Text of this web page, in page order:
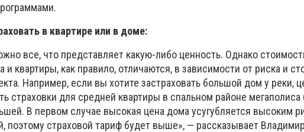
в квартире или в доме:
все, что представляет какую-либо ценность. Однако
и квартиры, как правило, отличаются, в зависимости от риска и
Например, если вы хотите застраховать большой дом у реки,
страховки для средней квартиры в спальном районе мегаполиса
В первом случае высокая цена дома усугубляется высоким
поэтому страховой тариф будет выше», — рассказывает